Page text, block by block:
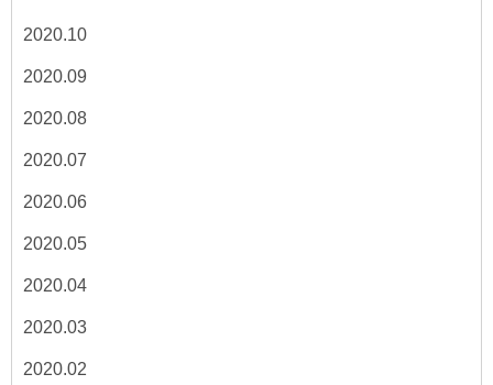
2020.10
2020.09
2020.08
2020.07
2020.06
2020.05
2020.04
2020.03
2020.02